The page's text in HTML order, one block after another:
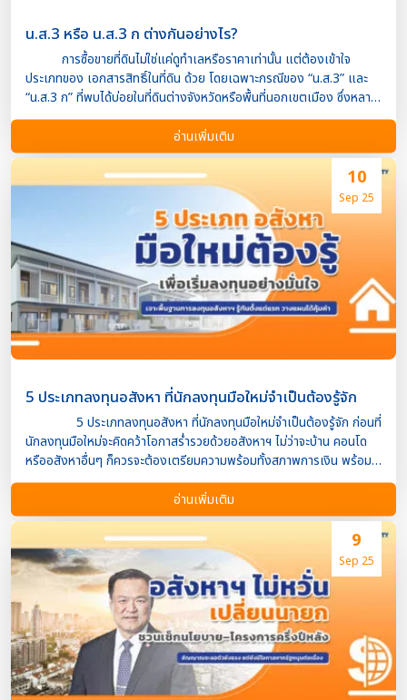
น.ส.3 หรือ น.ส.3 ก ต่างกันอย่างไร?
การซื้อขายที่ดินไม่ใช่แค่ดูทำเลหรือราคาเท่านั้น แต่ต้องเข้าใจ
ประเภทของ เอกสารสิทธิ์ในที่ดิน ด้วย โดยเฉพาะกรณีของ “น.ส.3” และ
“น.ส.3 ก” ที่พบได้บ่อยในที่ดินต่างจังหวัดหรือพื้นที่นอกเขตเมือง ซึ่งหลาย
คนอาจยังสับสนว่าคืออะไร และมีผลต่อการครอบครองหรือขายต่ออย่างไร
บ้าง ในบทความนี้เราจะมาเจาะลึกว่า น.ส.3 หรือ น.ส.3 ก ต่างกัน
อย่างไร? และมีผลต่อการใช้ประโยชน์ในที่ดินอย่างไรบ้าง น.ส.3 คืออะไร?
“น.ส.3” ย่อมาจาก “หนังสือรับรองการทำประโยชน์” เป็นเอกสาร
สิทธิ์ที่ราชการออกให้ผู้ครอบครองที่ดิน โดยรับรองว่าบุคคลนั้นได้ทำ
ประโยชน์ในที่ดินจริง ลักษณะของ น.ส.3 ไม่มีการระบุ “พิกัดที่
แน่นอน” บนแผนที่กรมที่ดิน, ที่ดินอาจยังไม่ได้มีการรังวัดจากเจ้าหน้าที่กรม
ที่ดิน, การขายหรือโอนสิทธิ์ทำได้ แต่ต้องผ่านขั้นตอนมากกว่าที่ดินที่มีโฉนด
และไม่ใช่โฉนดที่ดิน (น.ส.4) แต่มีสถานะสูงกว่าที่ดิน ภ.บ.ท.5 หรือที่ไม่มี
เอกสารสิทธิ์ น.ส.3 ก คืออะไร? “น.ส.3 ก” เป็นเอกสารสิทธิ์แบบ
เดียวกับ น.ส.3 แต่ มีความชัดเจนและน่าเชื่อถื […]
อ่านเพิ่มเติม
10
Sep 25
5 ประเภทลงทุนอสังหา ที่นักลงทุนมือใหม่จำเป็นต้องรู้จัก
5 ประเภทลงทุนอสังหา ที่นักลงทุนมือใหม่จำเป็นต้องรู้จัก ก่อนที่
นักลงทุนมือใหม่จะคิดคว้าโอกาสร่ำรวยด้วยอสังหาฯ ไม่ว่าจะบ้าน คอนโด
หรืออสังหาอื่นๆ ก็ควรจะต้องเตรียมความพร้อมทั้งสภาพการเงิน พร้อม
ทุ่มเทเวลาทั้งแรงกายแรงใจแล้ว ยังจำเป็นต้องทำความเข้าใจรูปแบบของ
การลงทุนอสังหาฯ แต่ละประเภทให้อย่างถ่องแท้ เพื่อจะได้ไม่เสียใจภาย
หลัง หากเกิดข้อผิดพลาดใดๆ และบทความนี้ Property4Cash
เงินด่วนอสังหา สรุปมาให้เพื่อน 5 ข้อแล้วค่ะ ไปอ่านกันเลยนะคะ…
ลงทุนแบบเก็งกำไร ยอดนิยมของนักลงทุนมือใหม่ เรียกว่า…
เป็นรูปแบบการลงทุนยอดนิยมของนักลงทุนมือใหม่ ที่ต้องการเริ่มต้นลงทุ
นอสังหาฯ ที่คิดจะแสวงหากำไร ด้วยวิธีการขายใบจองคอนโด ด้วยเหตุผล
ใช้เงินลงทุนไม่เยอะ และได้ผลตอบแทนเร็ว ลงทุนปล่อยเช่ารายเดือน
แบบเสือนอนกิน อีกหนึ่งประเภทของการลงทุนที่ได้รับความนิยม
ในวงการนักลงทุนอสังหาฯ เนื่องจากสามารถสร้างรายได้อย่างสม่ำเสมอ
หรือเรียกง่ายๆ ว่าเป็นเสือนอนกินได้เลยทีเดียว ทั้งนี้การเป็นนักลงทุน
ประเภทนี้ อาจต้องมีเงินเย็นหรือเงินเก็บสักก้อนในการลงทุน เพื่ […]
อ่านเพิ่มเติม
9
Sep 25